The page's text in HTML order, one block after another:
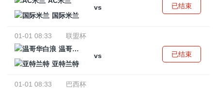
vs
国际米兰
已结束
01-01 08:33
联盟杯
温哥华白浪
vs
亚特兰特
已结束
01-01 08:33
巴西杯